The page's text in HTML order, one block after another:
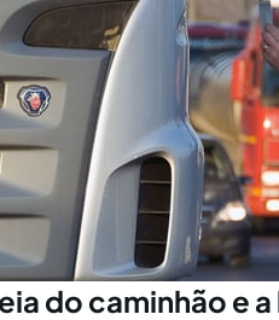
do caminhão e